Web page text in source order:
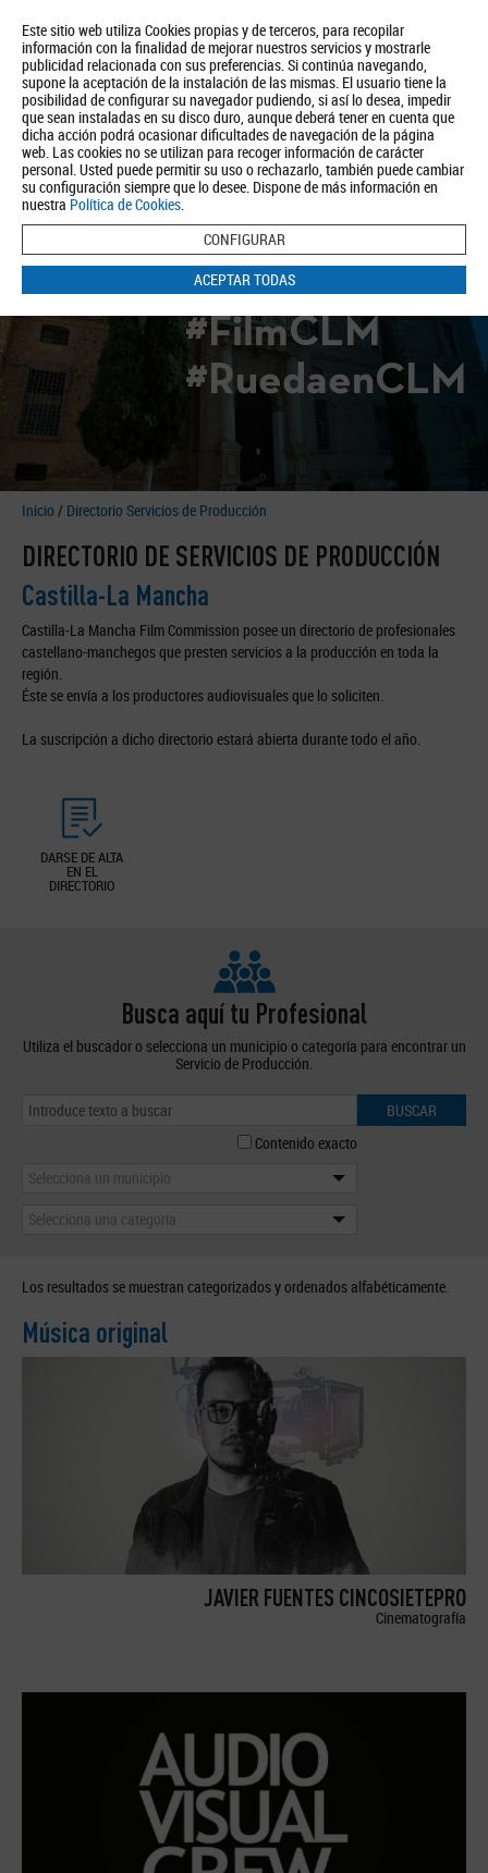
Este sitio web utiliza Cookies propias y de terceros, para recopilar
información con la finalidad de mejorar nuestros servicios y mostrarle
publicidad relacionada con sus preferencias. Si continúa navegando,
supone la aceptación de la instalación de las mismas. El usuario tiene la
posibilidad de configurar su navegador pudiendo, si así lo desea, impedir
que sean instaladas en su disco duro, aunque deberá tener en cuenta que
dicha acción podrá ocasionar dificultades de navegación de la página
web. Las cookies no se utilizan para recoger información de carácter
personal. Usted puede permitir su uso o rechazarlo, también puede cambiar
su configuración siempre que lo desee. Dispone de más información en
nuestra Política de Cookies.
CONFIGURAR
ACEPTAR TODAS
Quiénes somos Turismo Política de Privacidad Aviso Legal
Política de Cookies
BUSCAR
#FilmCLM
#RuedaenCLM
Inicio / Directorio Servicios de Producción
DIRECTORIO DE SERVICIOS DE PRODUCCIÓN
Castilla-La Mancha
Castilla-La Mancha Film Commission posee un directorio de profesionales
castellano-manchegos que presten servicios a la producción en toda la
región.
Éste se envía a los productores audiovisuales que lo soliciten.
La suscripción a dicho directorio estará abierta durante todo el año.
DARSE DE ALTA
EN EL
DIRECTORIO
Busca aquí tu Profesional
Utiliza el buscador o selecciona un municipio o categoría para encontrar un
Servicio de Producción.
BUSCAR
Contenido exacto
Selecciona un municipio
Selecciona una categoría
Los resultados se muestran categorizados y ordenados alfabéticamente.
Música original
JAVIER FUENTES CINCOSIETEPRO
Cinematografía